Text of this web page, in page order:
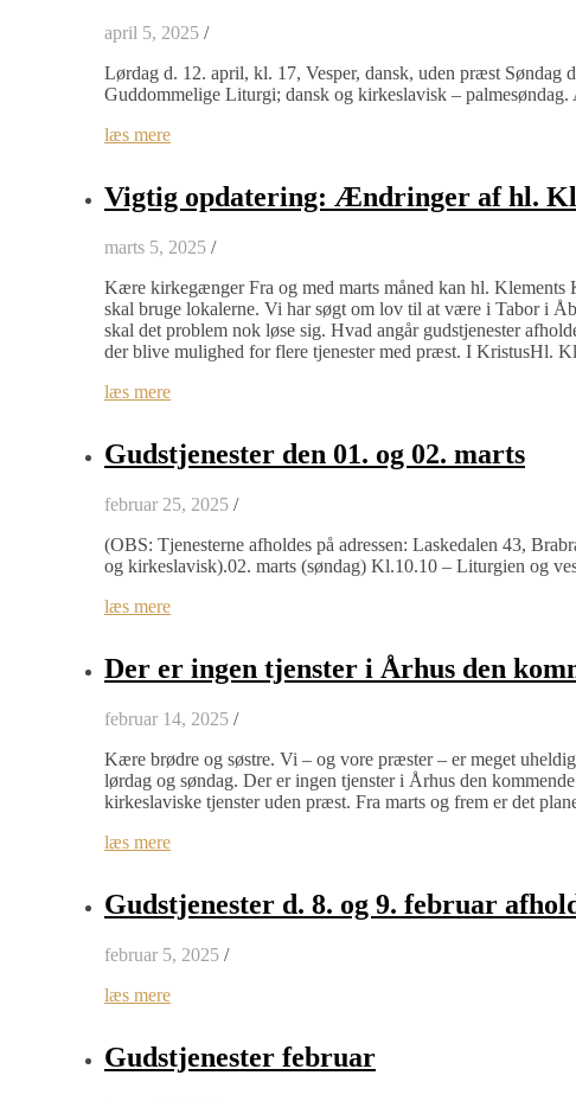
april 5, 2025 /
Lørdag d. 12. april, kl. 17, Vesper, dansk, uden præst
Guddommelige Liturgi; dansk og kirkeslavisk –
læs mere
Vigtig opdatering: Ændringer af hl.
marts 5, 2025 /
Kære kirkegænger Fra og med marts måned kan hl.
skal bruge lokalerne. Vi har søgt om lov til at være i Tabor i
skal det problem nok løse sig. Hvad angår gudstjenester
der blive mulighed for flere tjenester med præst. I KristusHl.
læs mere
Gudstjenester den 01. og 02. marts
februar 25, 2025 /
(OBS: Tjenesterne afholdes på adressen: Laskedalen 43,
og kirkeslavisk).02. marts (søndag) Kl.10.10 – Liturgien og
læs mere
Der er ingen tjenster i Århus den
februar 14, 2025 /
Kære brødre og søstre. Vi – og vore præster – er meget
lørdag og søndag. Der er ingen tjenster i Århus den
kirkeslaviske tjenster uden præst. Fra marts og frem er det
læs mere
Gudstjenester d. 8. og 9. februar
februar 5, 2025 /
læs mere
Gudstjenester februar